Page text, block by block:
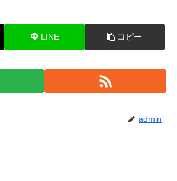
LINE コピー
admin